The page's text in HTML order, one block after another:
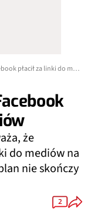
Kanada też chce, by Facebook płacił za linki do mediów
że
do mediów na
nie skończy
2